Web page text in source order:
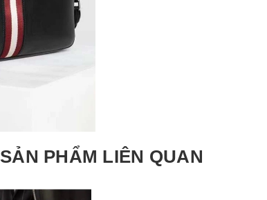
SẢN PHẨM LIÊN QUAN